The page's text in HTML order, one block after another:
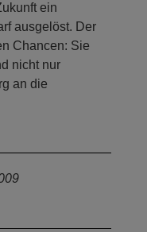
ein
ausgelöst. Der
Chancen: Sie
nicht nur
an die